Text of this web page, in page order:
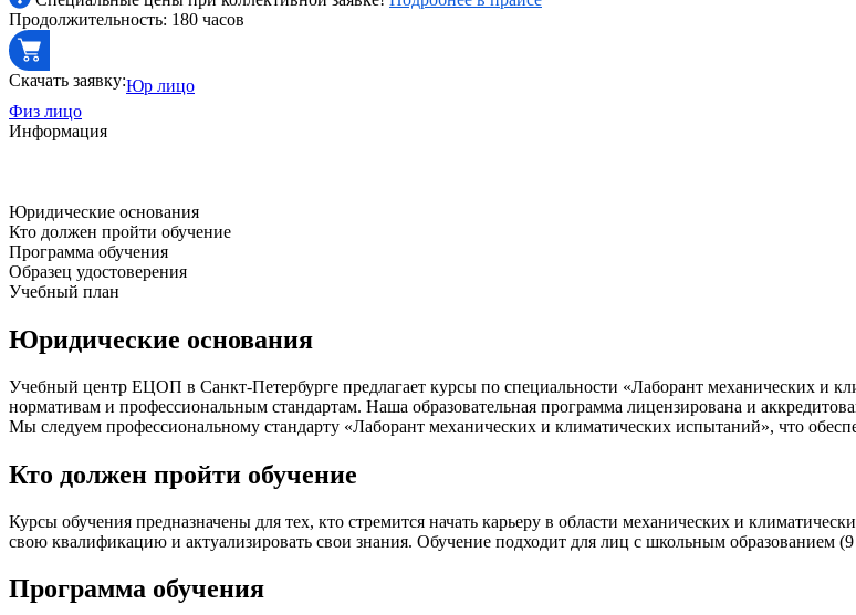
Продолжительность: 180 часов
Скачать заявку:Юр лицо
Физ лицо
Информация
Юридические основания
Кто должен пройти обучение
Программа обучения
Образец удостоверения
Учебный план
Юридические основания
Учебный центр ЕЦОП в Санкт-Петербурге предлагает курсы по специальности «Лаборант механических и
нормативам и профессиональным стандартам. Наша образовательная программа лицензирована и
Мы следуем профессиональному стандарту «Лаборант механических и климатических испытаний», что
Кто должен пройти обучение
Курсы обучения предназначены для тех, кто стремится начать карьеру в области механических и
свою квалификацию и актуализировать свои знания. Обучение подходит для лиц с школьным образованием (9
Программа обучения